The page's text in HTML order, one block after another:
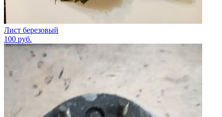
Лист березовый
100 руб.